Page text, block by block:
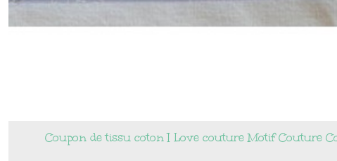
Coupon de tissu coton I Love couture Motif Couture